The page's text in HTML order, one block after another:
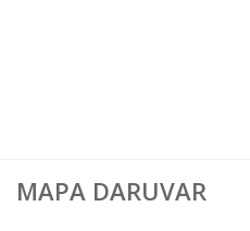
MAPA DARUVAR